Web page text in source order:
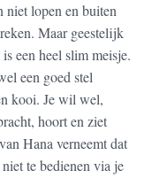
lopen en buiten
Maar geestelijk
een heel slim meisje.
een goed stel
kooi. Je wil wel,
hoort en ziet
Hana verneemt dat
te bedienen via je